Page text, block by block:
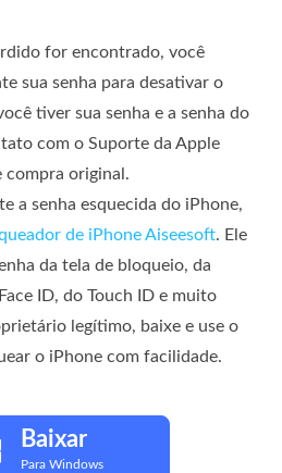
for encontrado, você
sua senha para desativar o
tiver sua senha e a senha do
com o Suporte da Apple
compra original.
a senha esquecida do iPhone,
de iPhone Aiseesoft. Ele
da tela de bloqueio, da
ID, do Touch ID e muito
legítimo, baixe e use o
o iPhone com facilidade.
Baixar
Para Windows